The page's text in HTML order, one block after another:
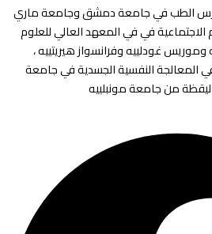
درس الطب في جامعة دمشق وجامعة ماري
في في المعهد العالي للعلوم
غودلييه وفرانسواز هيريتييه ،
المعالجة النفسية الجسدية في جامعة